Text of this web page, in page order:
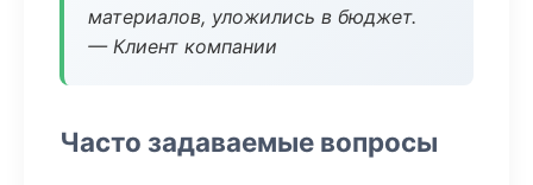
материалов, уложились в бюджет.
— Клиент компании
Часто задаваемые вопросы